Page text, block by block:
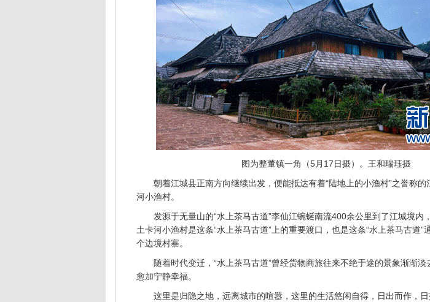
图为整董镇一角（5月17日摄）。王和瑞珏摄
朝着江城县正南方向继续出发，便能抵达有着“陆地上的小渔村”之誉称
河小渔村。
发源于无量山的“水上茶马古道”李仙江蜿蜒南流400余公里到了江城境内
土卡河小渔村是这条“水上茶马古道”上的重要渡口，也是这条“水上茶马古道”
个边境村寨。
随着时代变迁，“水上茶马古道”曾经货物商旅往来不绝于途的景象渐渐
愈加宁静幸福。
这里是归隐之地，远离城市的喧嚣，这里的生活悠闲自得，日出而作，日